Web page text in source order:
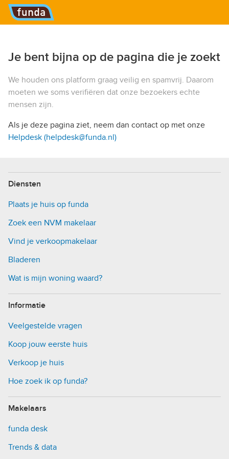
Hoofdmenu
Je bent bijna op de pagina die je zoekt
We houden ons platform graag veilig en spamvrij. Daarom
moeten we soms verifiëren dat onze bezoekers echte
mensen zijn.
Als je deze pagina ziet, neem dan contact op met onze
Helpdesk (helpdesk@funda.nl)
Diensten
Plaats je huis op funda
Zoek een NVM makelaar
Vind je verkoopmakelaar
Bladeren
Wat is mijn woning waard?
Informatie
Veelgestelde vragen
Koop jouw eerste huis
Verkoop je huis
Hoe zoek ik op funda?
Makelaars
funda desk
Trends & data